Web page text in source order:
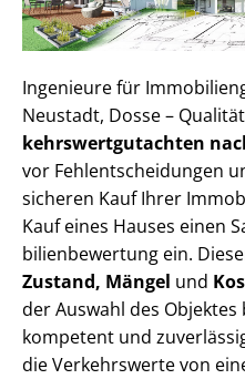
Ingenieure für
Neustadt, Dosse –
kehrs­wert­gut­ach­ten
vor Fehl­ent­schei­dun­gen
sicheren Kauf Ihrer
Kauf eines Hauses einen
bi­li­en­be­wer­tung ein.
Zustand, Mängel und
der Auswahl des
kompetent und
die Verkehrswerte von